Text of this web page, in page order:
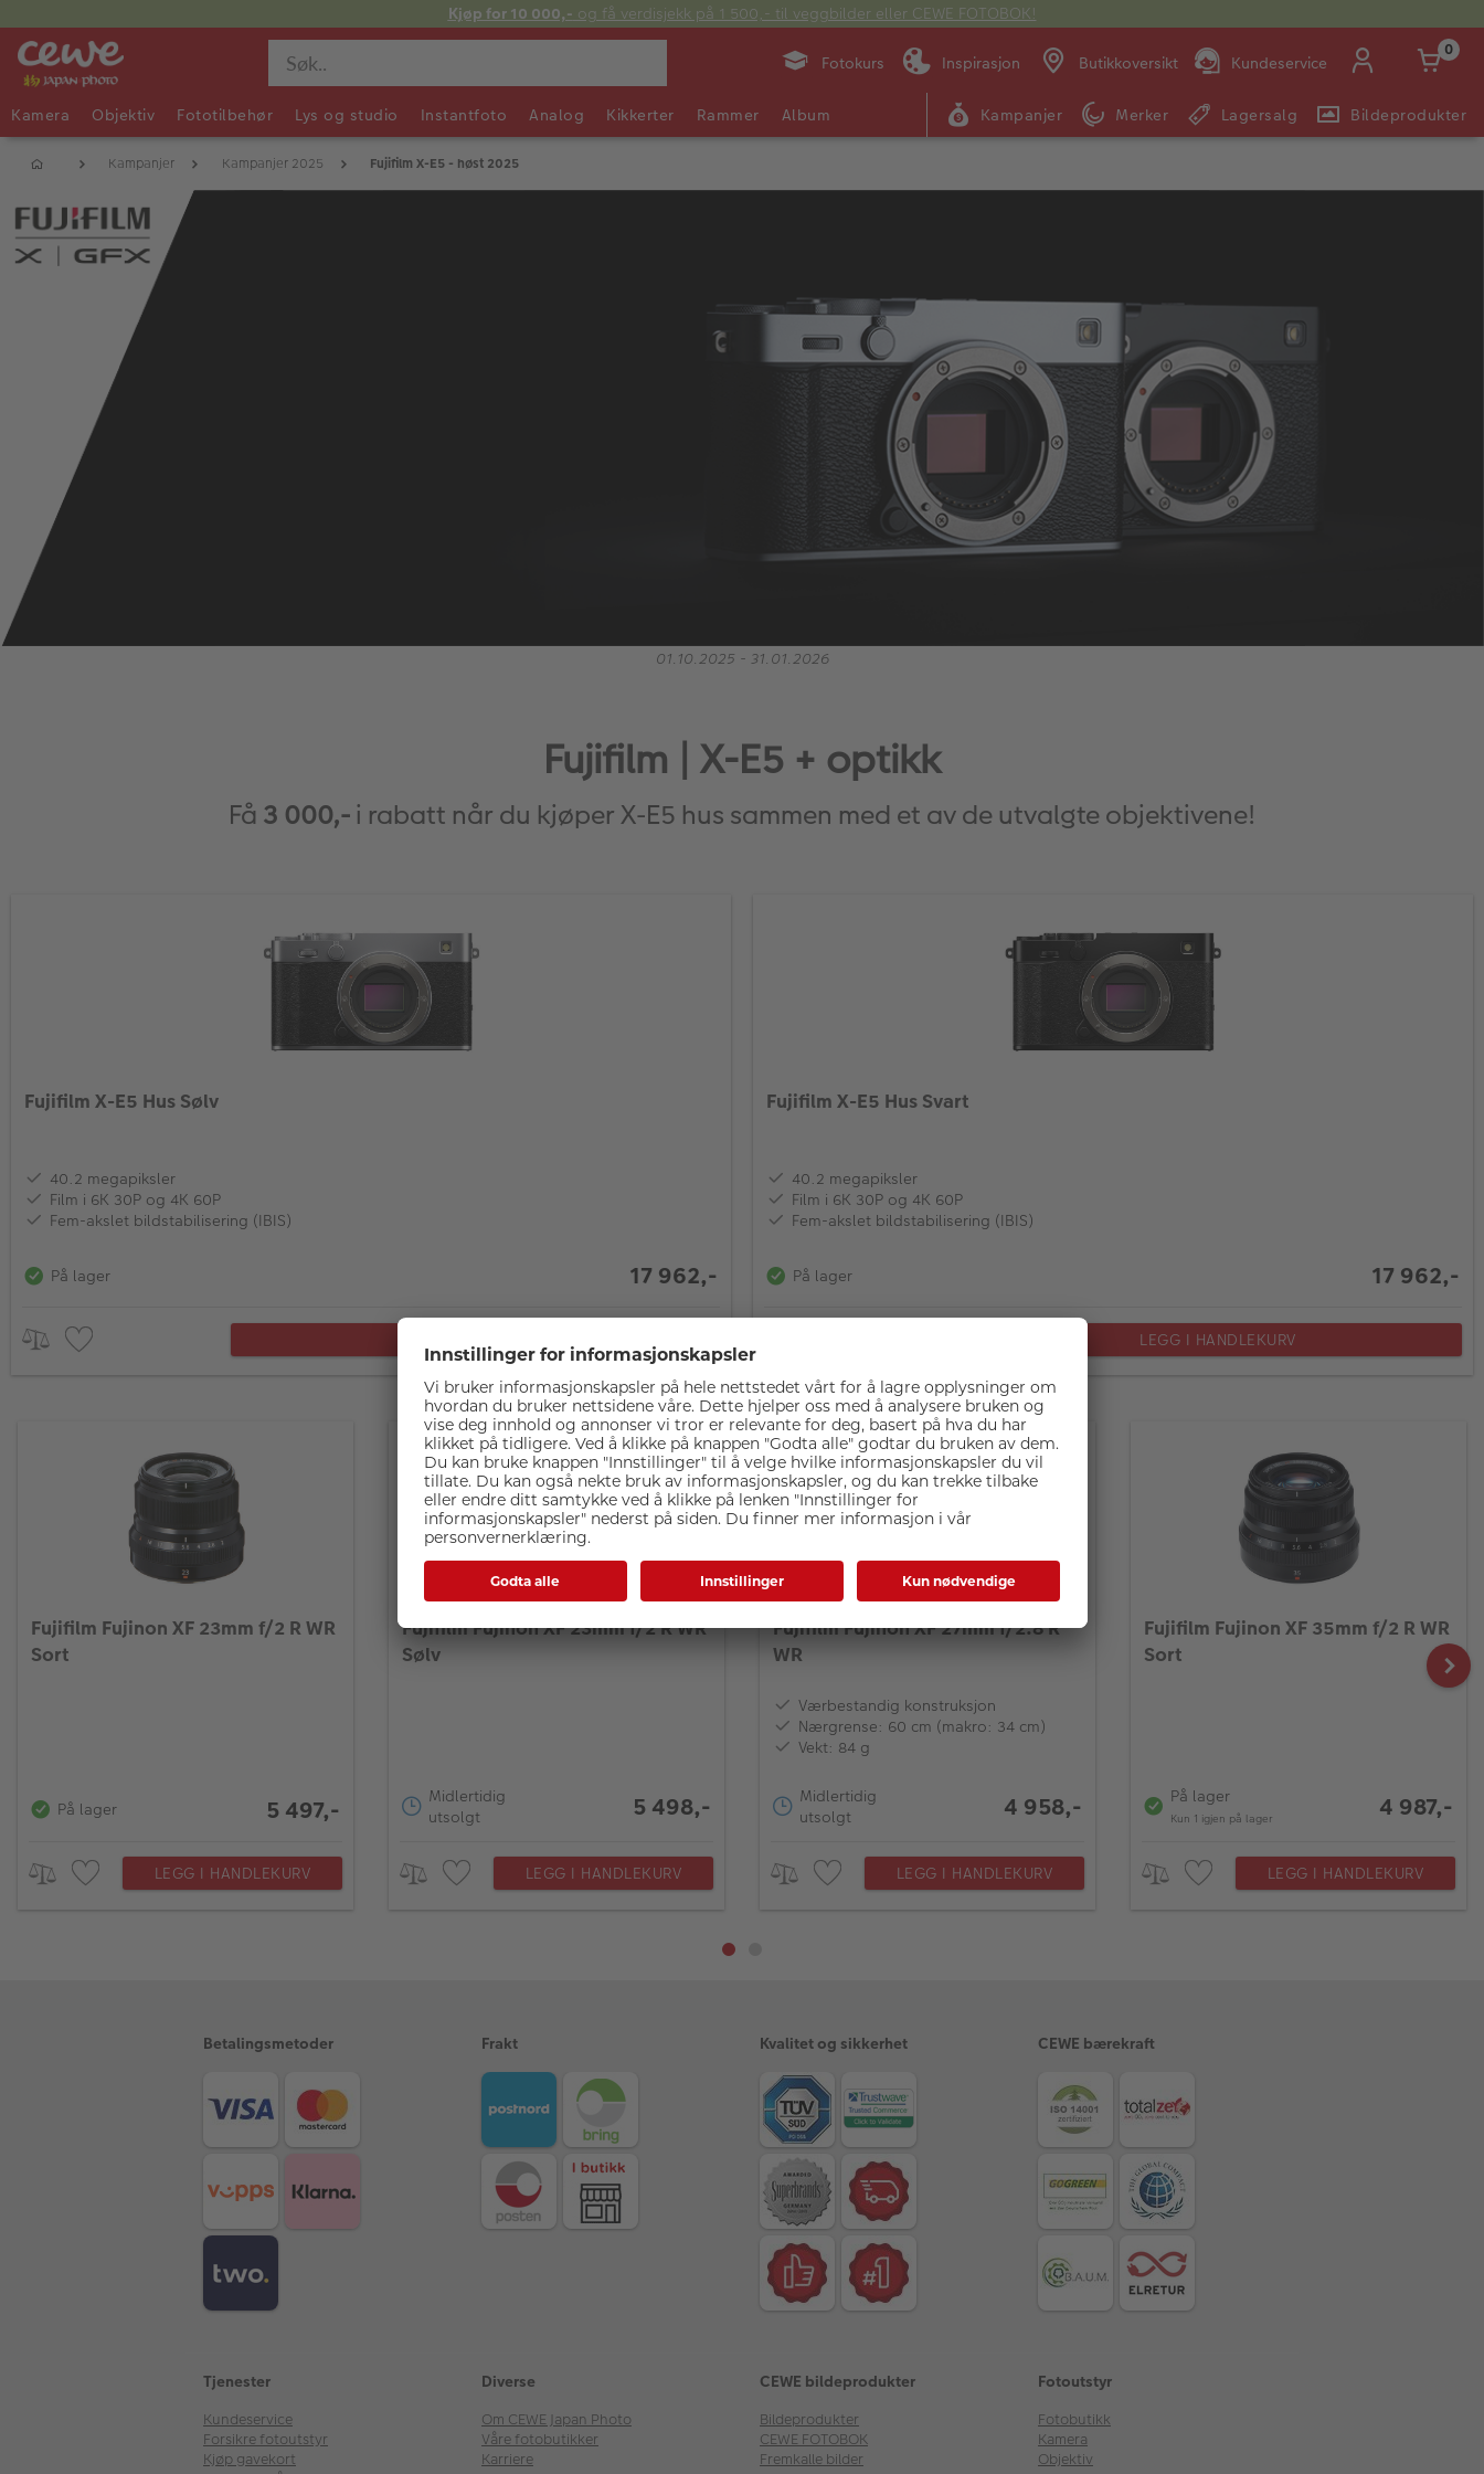
Kjøp for 10 000,- og få verdisjekk på 1 500,- til veggbilder eller CEWE FOTOBOK!
Fotokurs Inspirasjon Butikkoversikt Kundeservice
Man -
09:00 -
14:00 -
kundeservice@japanphoto.no
0
Kamera Objektiv Fototilbehør Lys og studio Instantfoto Analog Kikkerter Rammer Album Kampanjer Merker Lagersalg Bildeprodukter
Kampanjer Kampanjer 2025 Fujifilm X-E5 - høst 2025
01.10.2025 - 31.01.2026
Fujifilm | X-E5 + optikk
Få 3 000,-i rabatt når du kjøper X-E5 hus sammen med et av de utvalgte objektivene!
Fujifilm X-E5 Hus Sølv
40.2 megapiksler
Film i 6K 30P og 4K 60P
Fem-akslet bildstabilisering (IBIS)
På lager 17 962,-
Fujifilm X-E5 Hus Svart
40.2 megapiksler
Film i 6K 30P og 4K 60P
Fem-akslet bildstabilisering (IBIS)
På lager 17 962,-
LEGG I HANDLEKURV
Fujifilm Fujinon XF 23mm f/2 R WR
Sort
På lager 5 497,-
LEGG I HANDLEKURV
Fujifilm Fujinon XF 23mm f/2 R WR
Sølv
Midlertidig
utsolgt
5 498,-
LEGG I HANDLEKURV
Fujifilm Fujinon XF 27mm f/2.8 R
WR
Værbestandig konstruksjon
Nærgrense: 60 cm (makro: 34 cm)
Vekt: 84 g
Midlertidig
utsolgt
4 958,-
LEGG I HANDLEKURV
Fujifilm Fujinon XF 35mm f/2 R WR
Sort
På lager
Kun 1 igjen på lager 4 987,-
LEGG I HANDLEKURV
Betalingsmetoder Frakt Kvalitet og sikkerhet CEWE bærekraft
Tjenester
Kundeservice
Forsikre fotoutstyr
Kjøp gavekort
Diverse
Om CEWE Japan Photo
Våre fotobutikker
Karriere
CEWE bildeprodukter
Bildeprodukter
CEWE FOTOBOK
Fremkalle bilder
Fotoutstyr
Fotobutikk
Kamera
Objektiv